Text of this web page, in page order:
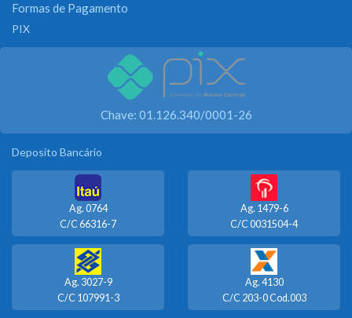
Formas de Pagamento
PIX
Chave: 01.126.340/0001-26
Deposito Bancário
Ag. 0764
C/C 66316-7
Ag. 1479-6
C/C 0031504-4
Ag. 3027-9
C/C 107991-3
Ag. 4130
C/C 203-0 Cod.003